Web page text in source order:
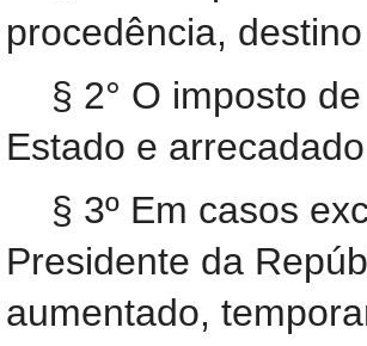
procedência,
§ 2° O imposto
Estado e
§ 3º Em casos
Presidente da
aumentado,